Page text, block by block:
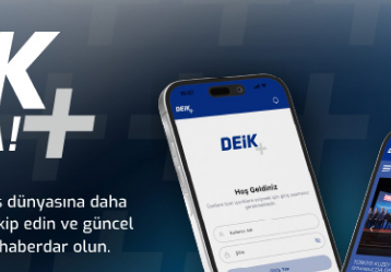
Türkiye - Gabon
Türkiye - Gambiya
İş Konseyi